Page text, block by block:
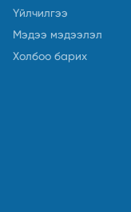
Үйлчилгээ
Мэдээ мэдээлэл
Холбоо барих